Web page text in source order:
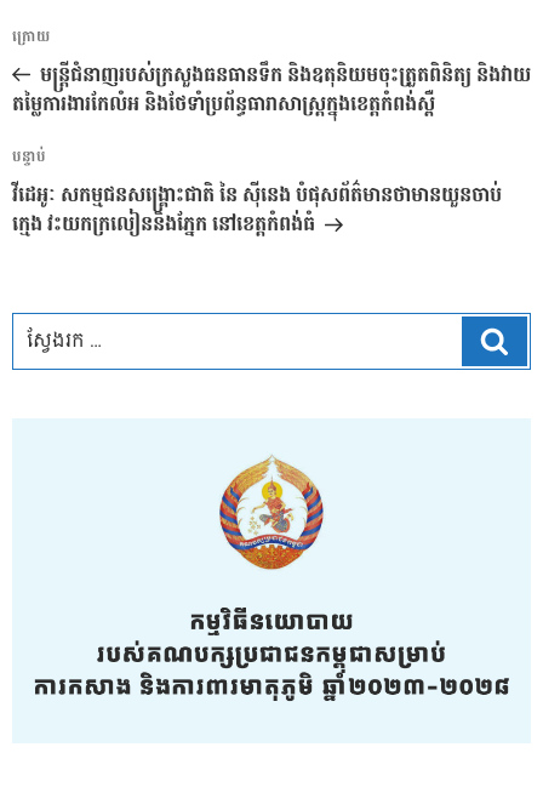
ការ​
នាំទិស​
ប្រកាស
អត្ថបទ
មុន
ក្រោយ
មន្ត្រីជំនាញរបស់ក្រសួងធនធានទឹក និងឧតុនិយមចុះត្រួតពិនិត្យ និងវាយ
តម្លៃការងារកែលំអ និងថែទាំប្រព័ន្ធធារាសាស្ត្រក្នុងខេត្តកំពង់ស្ពឺ
អត្ថបទ
បន្ទាប់
បន្ទាប់
វីដេអូៈ សកម្មជនសង្គ្រោះជាតិ នៃ ស៊ីនេង បំផុសព័ត៌មានថាមានយួនចាប់
ក្មេង វះយកក្រលៀននិងភ្នែក នៅខេត្តកំពង់ធំ